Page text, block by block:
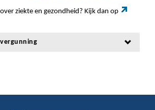
ziekte en gezondheid? Kijk dan op